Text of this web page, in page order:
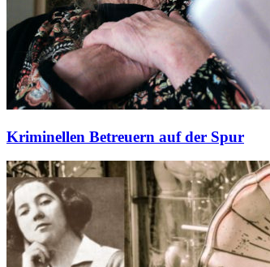
Kriminellen Betreuern auf der Spur